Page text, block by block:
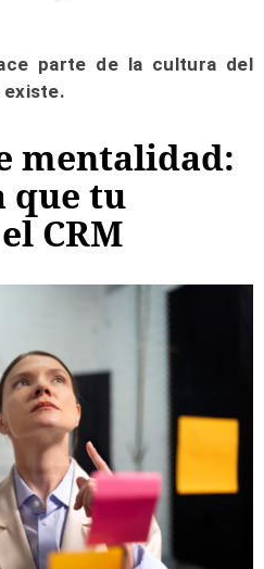
parte de la cultura del
existe.
mentalidad:
que tu
CRM